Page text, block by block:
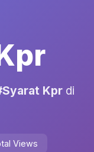
Kpr di
Views